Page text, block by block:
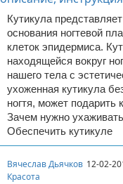
Кутикула
основания ногтевой
клеток эпидермиса.
находящейся вокруг
нашего тела с
ухоженная кутикула
ногтя, может
Зачем нужно
Обеспечить кутикуле
Вячеслав Дьячков 12-02-
Красота